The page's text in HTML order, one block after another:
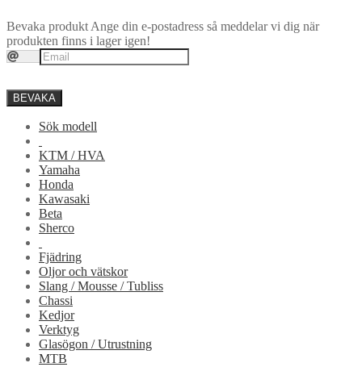
Bevaka produkt Ange din e-postadress så meddelar vi dig när
produkten finns i lager igen!
BEVAKA
Sök modell
KTM / HVA
Yamaha
Honda
Kawasaki
Beta
Sherco
Fjädring
Oljor och vätskor
Slang / Mousse / Tubliss
Chassi
Kedjor
Verktyg
Glasögon / Utrustning
MTB